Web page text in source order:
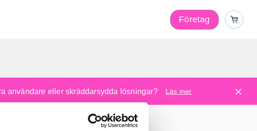
Företag
användare eller skräddarsydda lösningar? Läs mer